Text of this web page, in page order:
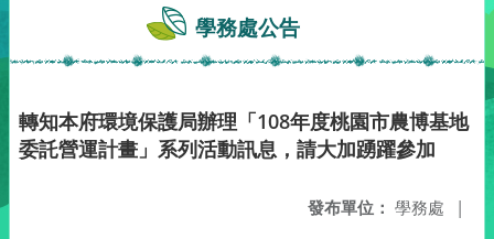
學務處公告
轉知本府環境保護局辦理「108年度桃園市農博基地
委託營運計畫」系列活動訊息，請大加踴躍參加
發布單位： 學務處 |